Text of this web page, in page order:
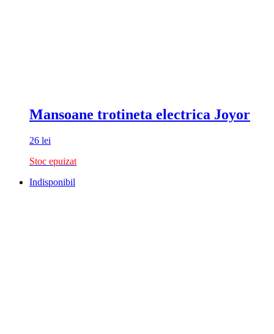
Mansoane trotineta electrica Joyor
26 lei
Stoc epuizat
Indisponibil